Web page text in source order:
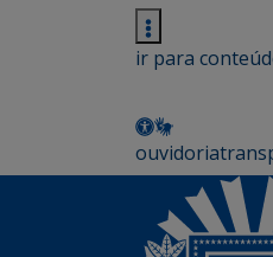
ir para
ouvidoria